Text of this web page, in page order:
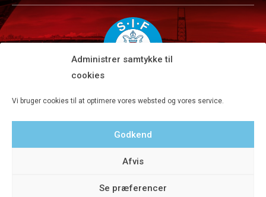
Administrer samtykke til
cookies
Vi bruger cookies til at optimere vores websted og vores service.
Godkend
Afvis
Se præferencer
Tlf 8680 4477 · Fax 8680 4647 · Kontortid man-fre kl. 9-15